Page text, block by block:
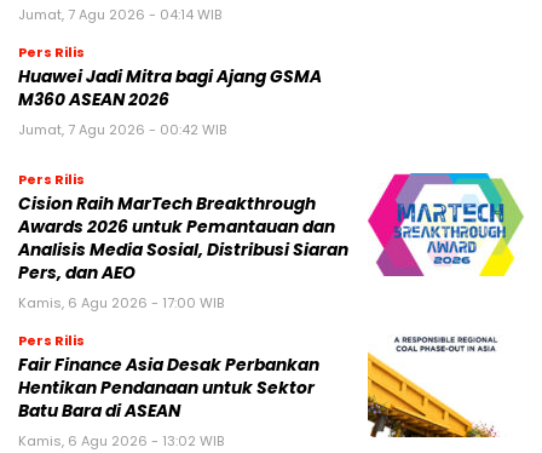
Jumat, 7 Agu 2026 - 04:14 WIB
Pers Rilis
Huawei Jadi Mitra bagi Ajang GSMA
M360 ASEAN 2026
Jumat, 7 Agu 2026 - 00:42 WIB
Pers Rilis
Cision Raih MarTech Breakthrough
Awards 2026 untuk Pemantauan dan
Analisis Media Sosial, Distribusi Siaran
Pers, dan AEO
Kamis, 6 Agu 2026 - 17:00 WIB
Pers Rilis
Fair Finance Asia Desak Perbankan
Hentikan Pendanaan untuk Sektor
Batu Bara di ASEAN
Kamis, 6 Agu 2026 - 13:02 WIB